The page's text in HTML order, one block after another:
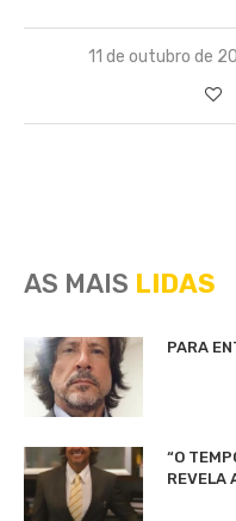
11 de outubro de
AS MAIS LIDAS
PARA
“O
REVELA